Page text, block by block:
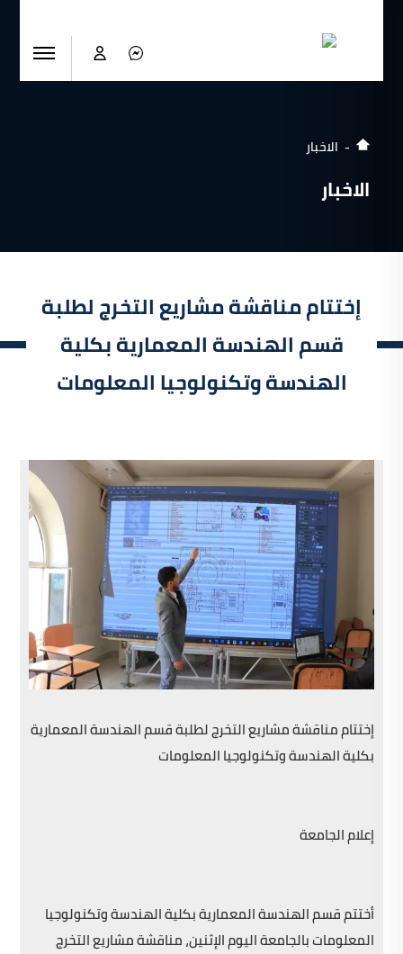
الاخبار
الاخبار
إختتام مناقشة مشاريع التخرج لطلبة
قسم الهندسة المعمارية بكلية
الهندسة وتكنولوجيا المعلومات
إختتام مناقشة مشاريع التخرج لطلبة قسم الهندسة المعمارية
بكلية الهندسة وتكنولوجيا المعلومات
إعلام الجامعة
أختتم قسم الهندسة المعمارية بكلية الهندسة وتكنولوجيا
المعلومات بالجامعة اليوم الإثنين، مناقشة مشاريع التخرج